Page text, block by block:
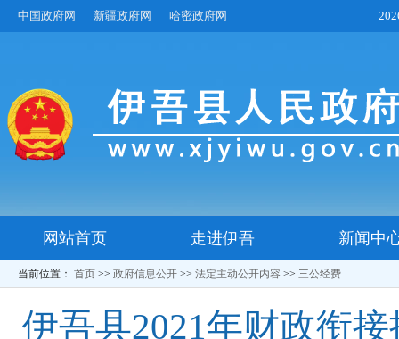
中国政府网 新疆政府网 哈密政府网
网站首页 走进伊吾 新闻中
当前位置： 首页 >> 政府信息公开 >> 法定主动公开内容 >> 三公经费
伊吾县2021年财政衔